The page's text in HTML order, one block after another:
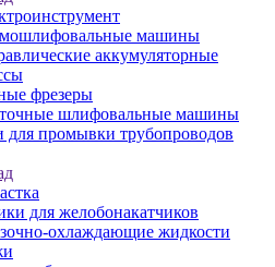
машины
аккумуляторные
фрезеры
шлифовальные машины
для промывки трубопроводов
для желобонакатчиков
охлаждающие жидкости